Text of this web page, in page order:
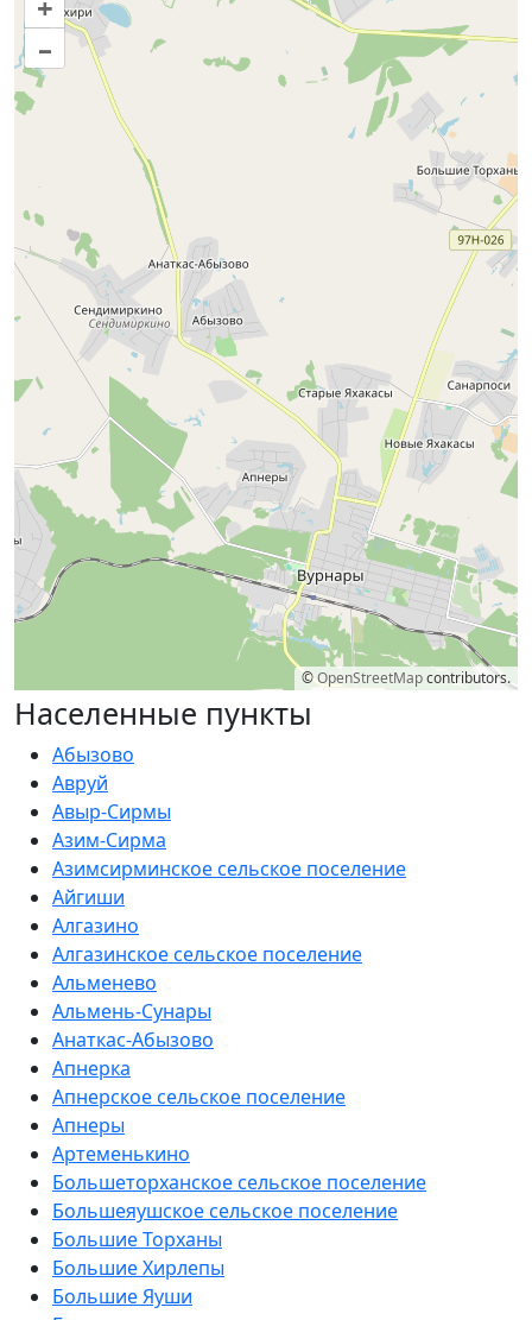
–
©OpenStreetMapcontributors.
Населенные пункты
Абызово
Авруй
Авыр-Сирмы
Азим-Сирма
Азимсирминское сельское поселение
Айгиши
Алгазино
Алгазинское сельское поселение
Альменево
Альмень-Сунары
Анаткас-Абызово
Апнерка
Апнерское сельское поселение
Апнеры
Артеменькино
Большеторханское сельское поселение
Большеяушское сельское поселение
Большие Торханы
Большие Хирлепы
Большие Яуши